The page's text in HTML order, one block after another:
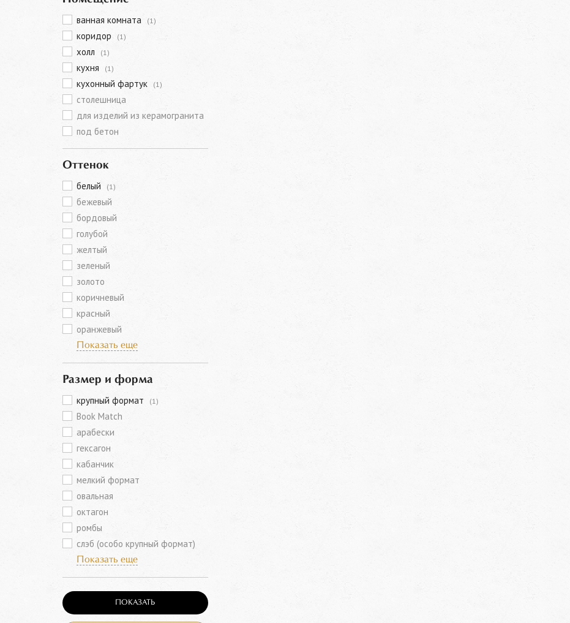
ванная комната (1)
коридор (1)
холл (1)
кухня (1)
кухонный фартук (1)
столешница
для изделий из керамогранита
под бетон
Оттенок
белый (1)
бежевый
бордовый
голубой
желтый
зеленый
золото
коричневый
красный
оранжевый
Показать еще
Размер и форма
крупный формат (1)
Book Match
арабески
гексагон
кабанчик
мелкий формат
овальная
октагон
ромбы
слэб (особо крупный формат)
Показать еще
ПОКАЗАТЬ